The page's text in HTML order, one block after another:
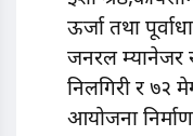
ऊर्जा तथा
जनरल म्यानेजर
निलगिरी र ७२
आयोजना